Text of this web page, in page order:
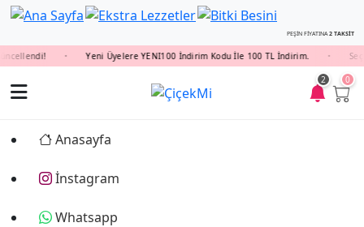
PEŞİN FİYATINA2 TAKSİT
Yeni Üyelere YENI100 İndirim Kodu İle 100 TL İndirim.
2 0
Anasayfa
İnstagram
Whatsapp